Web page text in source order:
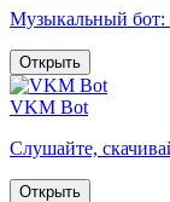
Музыкальный бот:
Открыть
VKM Bot
Слушайте,
Открыть